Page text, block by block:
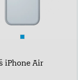
iPhone Air